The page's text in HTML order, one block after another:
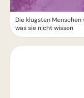
Die klügsten Menschen
was sie nicht wissen